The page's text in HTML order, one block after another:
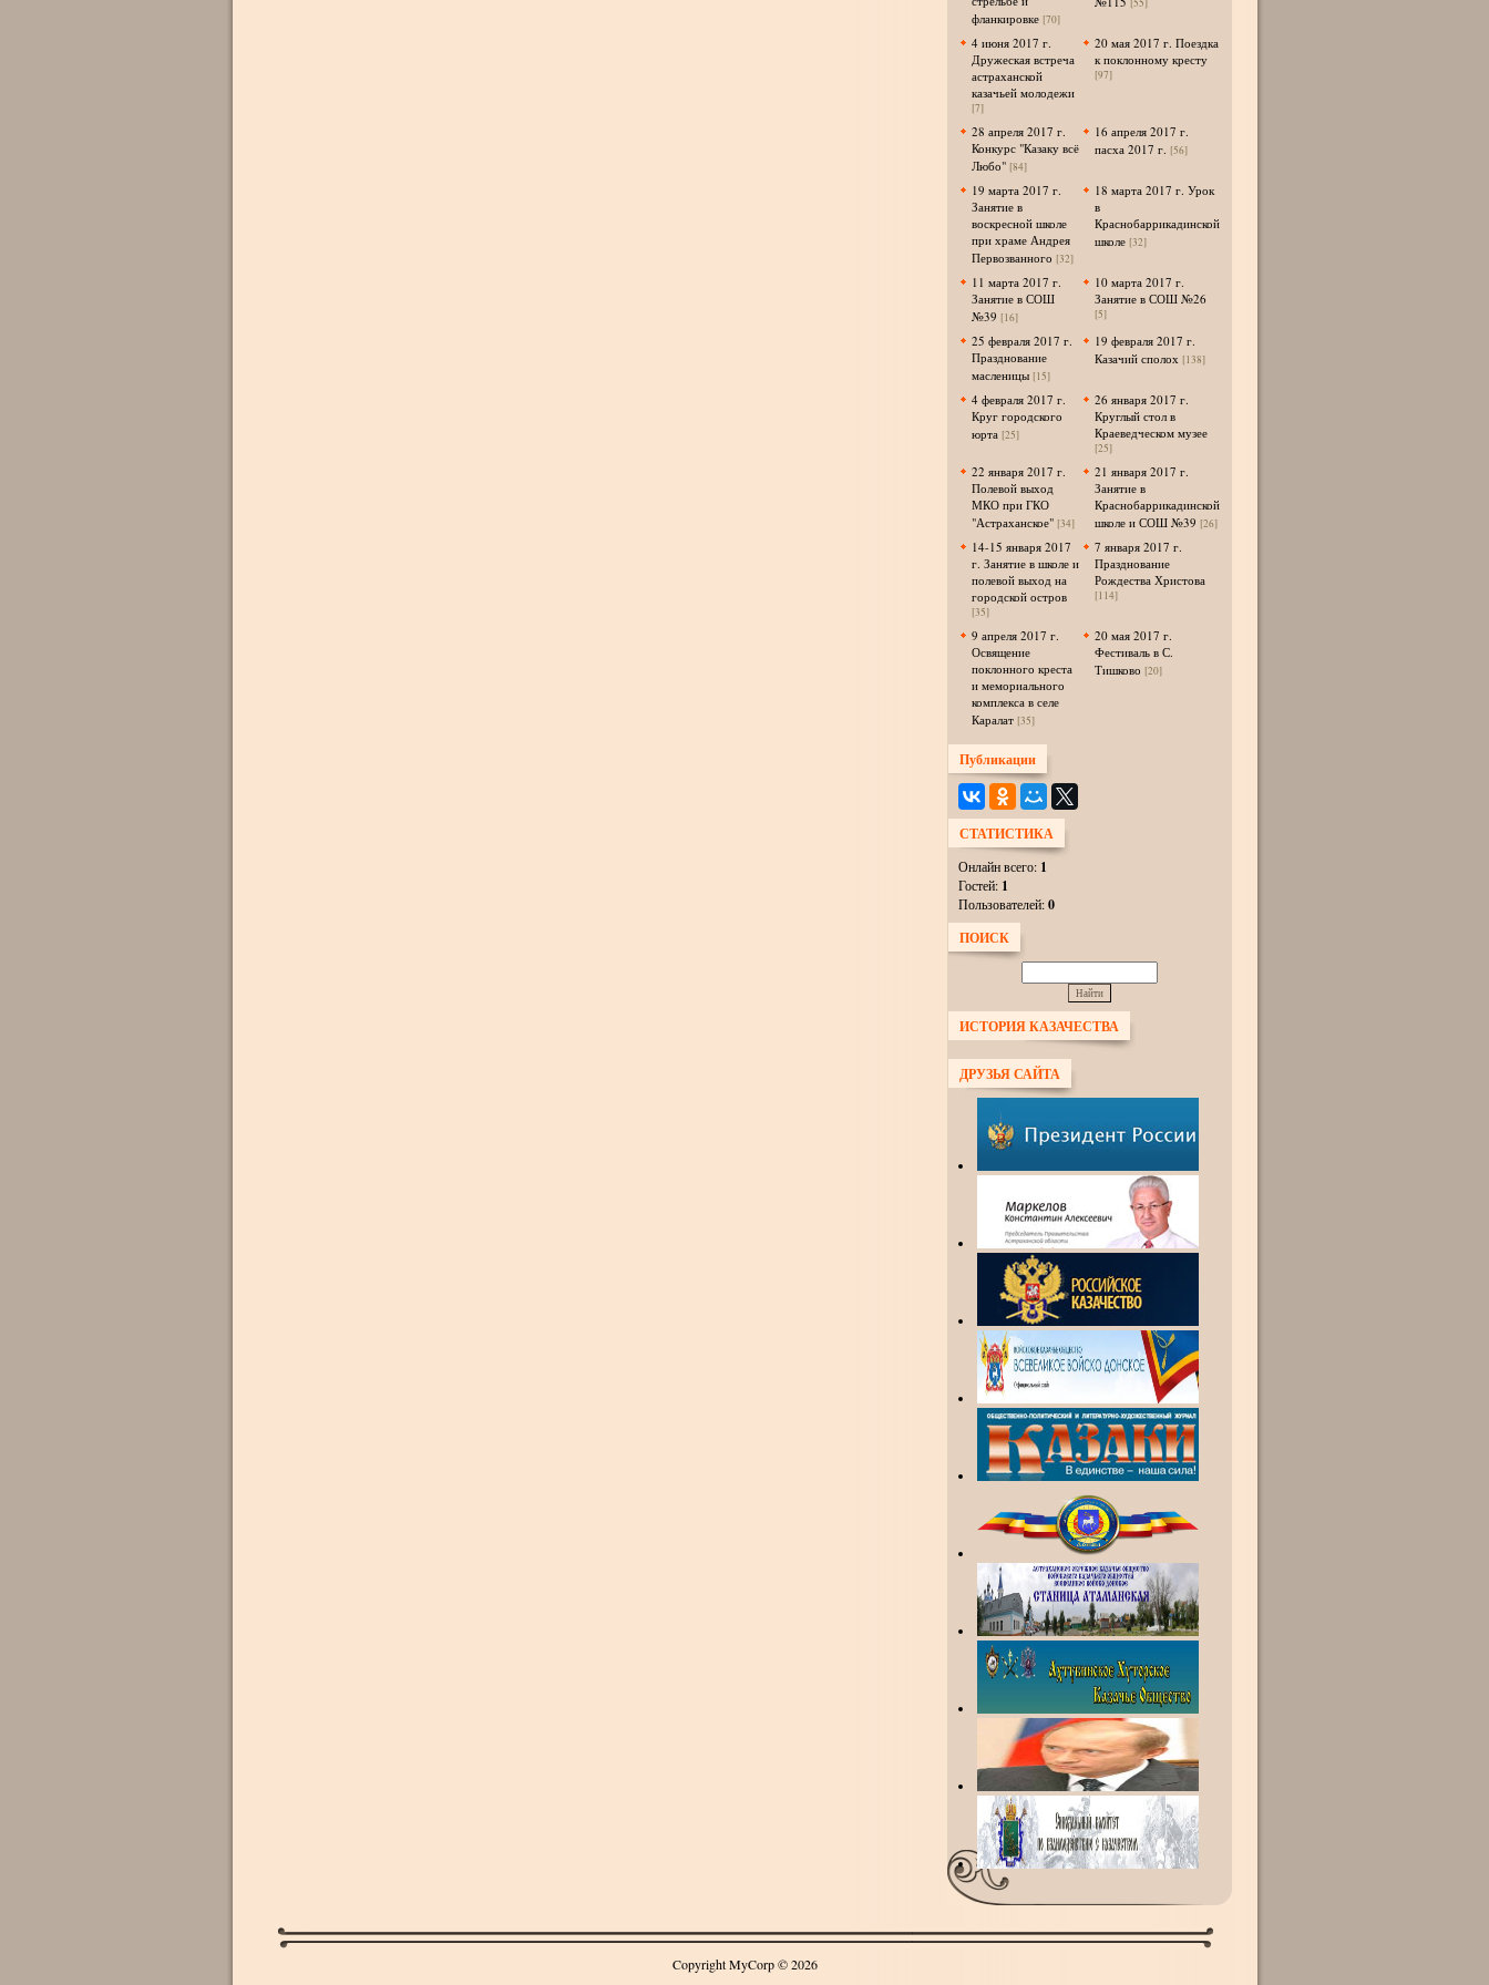
фланкировке [70]
4 июня 2017 г.
Дружеская встреча
астраханской
казачьей молодежи
[7]
20 мая 2017 г. Поездка
к поклонному кресту
[97]
28 апреля 2017 г.
Конкурс "Казаку всё
Любо" [84]
16 апреля 2017 г.
пасха 2017 г. [56]
19 марта 2017 г.
Занятие в
воскресной школе
при храме Андрея
Первозванного [32]
18 марта 2017 г. Урок
в
Краснобаррикадинской
школе [32]
11 марта 2017 г.
Занятие в СОШ
№39 [16]
10 марта 2017 г.
Занятие в СОШ №26
[5]
25 февраля 2017 г.
Празднование
масленицы [15]
19 февраля 2017 г.
Казачий сполох [138]
4 февраля 2017 г.
Круг городского
юрта [25]
26 января 2017 г.
Круглый стол в
Краеведческом музее
[25]
22 января 2017 г.
Полевой выход
МКО при ГКО
"Астраханское" [34]
21 января 2017 г.
Занятие в
Краснобаррикадинской
школе и СОШ №39 [26]
14-15 января 2017
г. Занятие в школе и
полевой выход на
городской остров
[35]
7 января 2017 г.
Празднование
Рождества Христова
[114]
9 апреля 2017 г.
Освящение
поклонного креста
и мемориального
комплекса в селе
Каралат [35]
20 мая 2017 г.
Фестиваль в С.
Тишково [20]
Публикации
СТАТИСТИКА
Онлайн всего: 1
Гостей: 1
Пользователей:0
ПОИСК
ИСТОРИЯ КАЗАЧЕСТВА
ДРУЗЬЯ САЙТА
Copyright MyCorp © 2026